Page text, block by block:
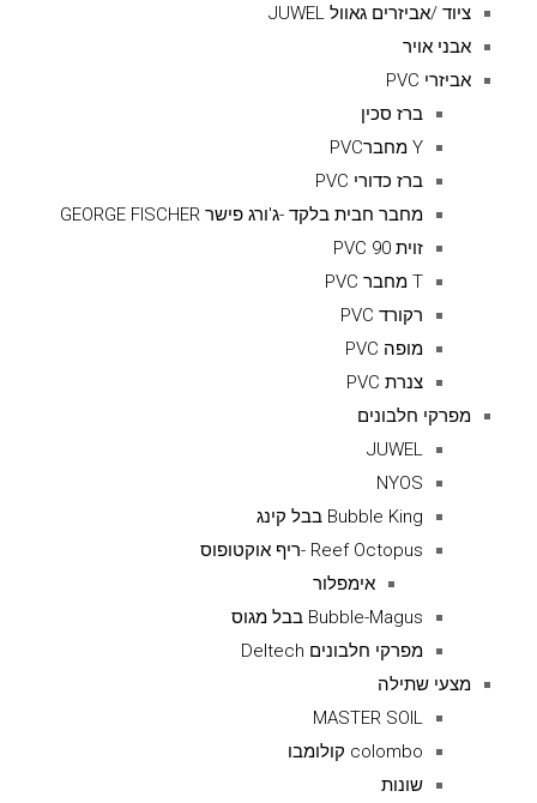
ציוד /אביזרים גאוול JUWEL
אבני אויר
אביזרי PVC
ברז סכין
Y מחברPVC
ברז כדורי PVC
מחבר חבית בלקד -ג'ורג פישר GEORGE FISCHER
זוית 90 PVC
T מחבר PVC
רקורד PVC
מופה PVC
צנרת PVC
מפרקי חלבונים
JUWEL
NYOS
Bubble King בבל קינג
Reef Octopus -ריף אוקטופוס
אימפלור
Bubble-Magus בבל מגוס
מפרקי חלבונים Deltech
מצעי שתילה
MASTER SOIL
colombo קולומבו
שונות